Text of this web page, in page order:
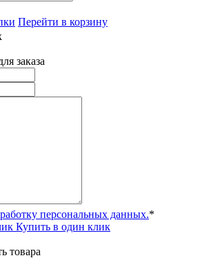
Перейти в корзину
заказа
персональных данных.*
Купить в один клик
товара